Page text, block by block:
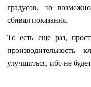
градусов, но
сбивал показания.
То есть еще раз,
производительность
улучшиться, ибо не